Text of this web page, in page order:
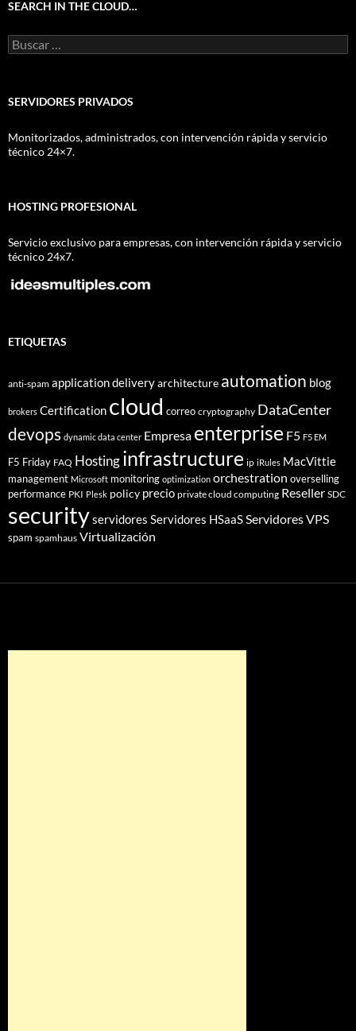
SEARCH IN THE CLOUD…
Buscar:
SERVIDORES PRIVADOS
Monitorizados, administrados, con intervención rápida y servicio
técnico 24×7.
HOSTING PROFESIONAL
Servicio exclusivo para empresas, con intervención rápida y servicio
técnico 24x7.
ETIQUETAS
anti-spam application deliveryarchitecture automation blog
brokers Certification cloud correo cryptography DataCenter
devops dynamic data center Empresa enterprise F5 F5 EM
F5 Friday FAQ Hostinginfrastructure ip iRules MacVittie
management Microsoft monitoring optimization orchestration overselling
performance PKI Plesk policy precio private cloud computing Reseller SDC
securityservidores Servidores HSaaSServidores VPS
spam spamhaus Virtualización